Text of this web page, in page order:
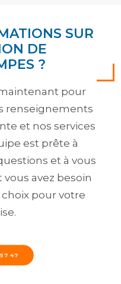
SUR
DE
?
pour
renseignements
et nos services
est prête à
et à vous
avez besoin
pour votre
47